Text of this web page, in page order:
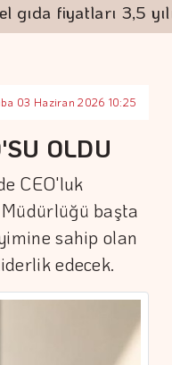
fiyatları 3,5 yılın
03 Haziran 2026 10:25
OLDU
CEO'luk
başta
sahip olan
edecek.